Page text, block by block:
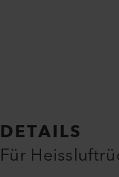
DETAILS
Für